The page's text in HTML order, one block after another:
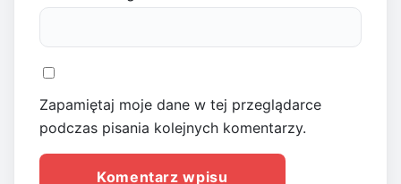
Zapamiętaj moje dane w tej przeglądarce
podczas pisania kolejnych komentarzy.